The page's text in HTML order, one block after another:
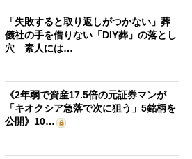
「失敗すると取り返しがつかない」葬
儀社の手を借りない「DIY葬」の落とし
穴 素人には…
《2年弱で資産17.5倍の元証券マンが
「キオクシア急落で次に狙う」5銘柄を
公開》10…